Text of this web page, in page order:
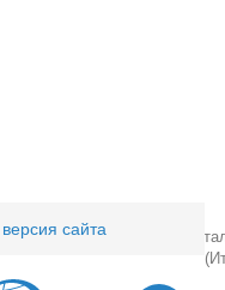
сайта
праздника/ Оптовый
Gemar 10"